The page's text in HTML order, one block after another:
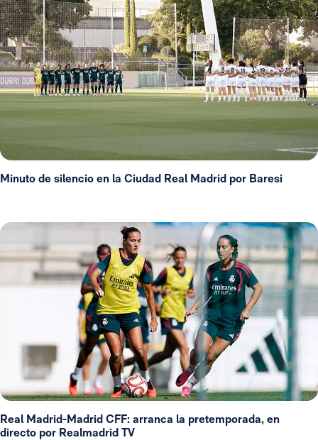
Minuto de silencio en la Ciudad Real Madrid por Baresi
Real Madrid-Madrid CFF: arranca la pretemporada, en
directo por Realmadrid TV